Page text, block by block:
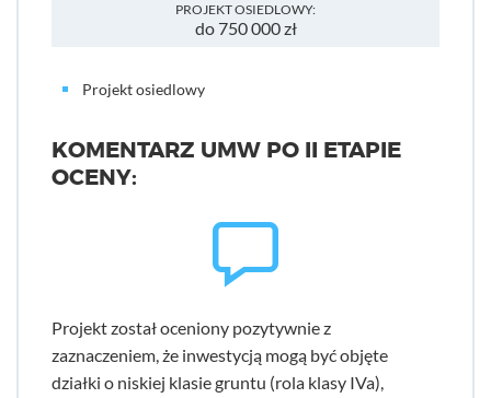
PROJEKT OSIEDLOWY:
do 750 000 zł
Projekt osiedlowy
KOMENTARZ UMW PO II ETAPIE
OCENY:
Projekt został oceniony pozytywnie z
zaznaczeniem, że inwestycją mogą być objęte
działki o niskiej klasie gruntu (rola klasy IVa),